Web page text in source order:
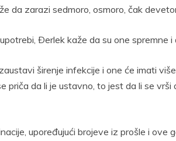
da zarazi sedmoro, osmoro, čak
Ðerlek kaže da su one spremne i
širenje infekcije i one će imati
priča da li je ustavno, to jest da li se vrši
upoređujući brojeve iz prošle i ove